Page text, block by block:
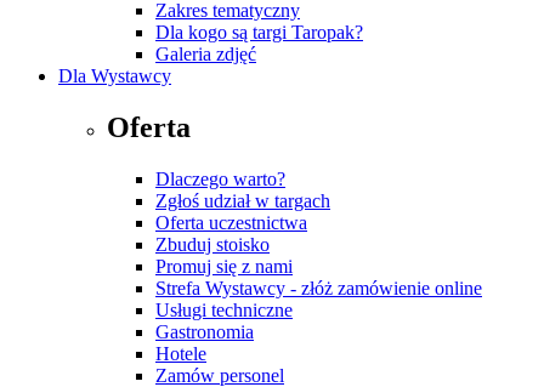
Zakres tematyczny
Dla kogo są targi Taropak?
Galeria zdjęć
Dla Wystawcy
Oferta
Dlaczego warto?
Zgłoś udział w targach
Oferta uczestnictwa
Zbuduj stoisko
Promuj się z nami
Strefa Wystawcy - złóż zamówienie online
Usługi techniczne
Gastronomia
Hotele
Zamów personel